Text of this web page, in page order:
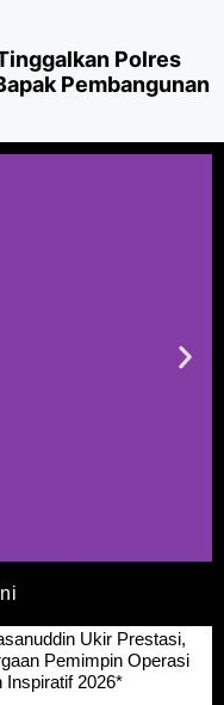
Polres
Pembangunan
Ukir Prestasi,
Pemimpin Operasi
Inspiratif 2026*